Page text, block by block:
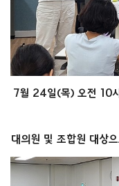
7월 24일(목) 오전 10
대의원 및 조합원 대상